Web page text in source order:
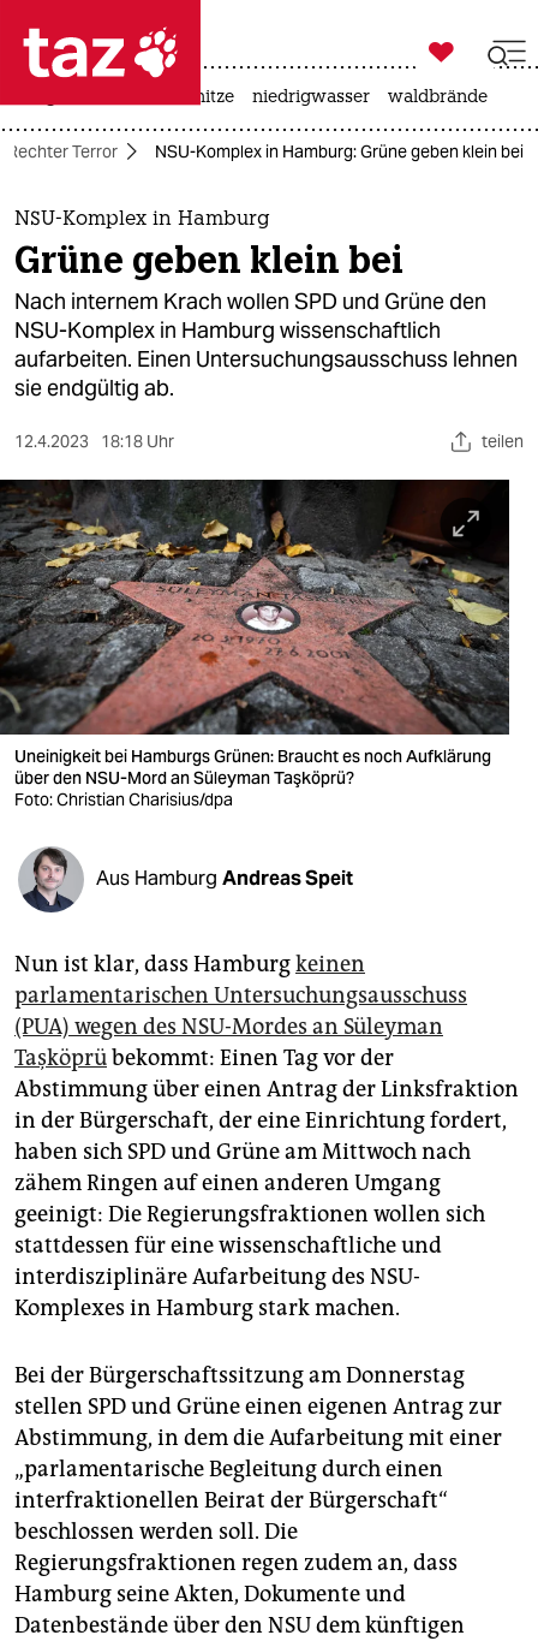
 taz zahl ich
taz zahl ich
themen
politik
öko
gesellschaft
kultur
sport
berlin
nord
wahrheit
verlag
verlag
veranstaltungen
shop
fragen & hilfe
abo
genossenschaft
epaper login

taz zahl ich
hitze niedrigwasser waldbrände
Rechter Terror NSU-Komplex in Hamburg: Grüne geben klein bei
NSU-Komplex in Hamburg
Grüne geben klein bei
Nach internem Krach wollen SPD und Grüne den
NSU-Komplex in Hamburg wissenschaftlich
aufarbeiten. Einen Untersuchungsausschuss lehnen
sie endgültig ab.
12.4.2023 18:18 Uhr teilen
Uneinigkeit bei Hamburgs Grünen: Braucht es noch Aufklärung
über den NSU-Mord an Süleyman Taşköprü?
Foto: Christian Charisius/dpa
Aus Hamburg Andreas Speit
Nun ist klar, dass Hamburgkeinen
parlamentarischen Untersuchungsausschuss
(PUA) wegen des NSU-Mordes an Süleyman
Taşköprübekommt: Einen Tag vor der
Abstimmung über einen Antrag der Linksfraktion
in der Bürgerschaft, der eine Einrichtung fordert,
haben sich SPD und Grüne am Mittwoch nach
zähem Ringen auf einen anderen Umgang
geeinigt: Die Regierungsfraktionen wollen sich
stattdessen für eine wissenschaftliche und
interdisziplinäre Aufarbeitung des NSU-
Komplexes in Hamburg stark machen.
Bei der Bürgerschaftssitzung am Donnerstag
stellen SPD und Grüne einen eigenen Antrag zur
Abstimmung, in dem die Aufarbeitung mit einer
„parlamentarische Begleitung durch einen
interfraktionellen Beirat der Bürgerschaft“
beschlossen werden soll. Die
Regierungsfraktionen regen zudem an, dass
Hamburg seine Akten, Dokumente und
Datenbestände über den NSU dem künftigen